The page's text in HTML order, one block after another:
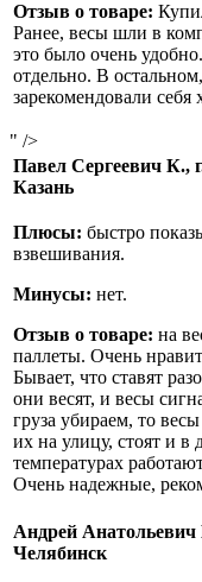
Отзыв о товаре:
Ранее, весы шли в
это было очень
отдельно. В
зарекомендовали
" />
Павел Сергеевич К.,
Казань
Плюсы: быстро
взвешивания.
Минусы: нет.
Отзыв о товаре: на
паллеты. Очень
Бывает, что ставят
они весят, и весы
груза убираем, то
их на улицу, стоят и
температурах
Очень надежные,
Андрей Анатольевич
Челябинск